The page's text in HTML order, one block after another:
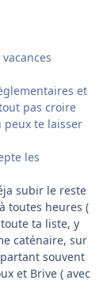
et
pas croire
peux te laisser
les
subir le reste
toutes heures (
ta liste, y
caténaire, sur
souvent
et Brive ( avec